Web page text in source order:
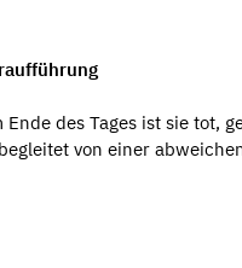
des Tages ist sie tot,
von einer